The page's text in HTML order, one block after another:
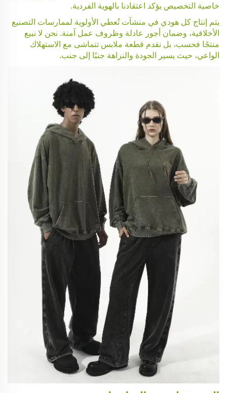
خاصية التخصيص يؤكد اعتقادنا بالهوية الفردية.
يتم إنتاج كل هودي في منشآت تُعطي الأولوية لممارسات التصنيع
الأخلاقية، وضمان أجور عادلة وظروف عمل آمنة. نحن لا نبيع
منتجًا فحسب، بل نقدم قطعة ملابس تتماشى مع الاستهلاك
الواعي، حيث يسير الجودة والنزاهة جنبًا إلى جنب.